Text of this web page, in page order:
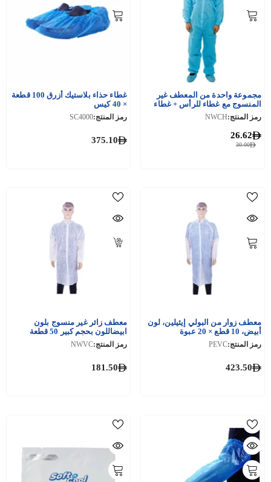
مجموعة واحدة من المعطف غير
المنسوج مع غطاء للرأس + غطاء
حذاء
رمز المنتج:NWCH
30.00
26.62
غطاء حذاء بلاستيك أزرق 100 قطعة
× 40 كيس
رمز المنتج:SC4000
375.10
معطف زوار من البولي إيثيلين، لون
أبيض، 10 قطع × 20 عبوة
رمز المنتج:PEVC
423.50
معطف زائر غير منسوج بلون
ابيضاللون بحجم كبير 50 قطعة
رمز المنتج:NWVC
181.50